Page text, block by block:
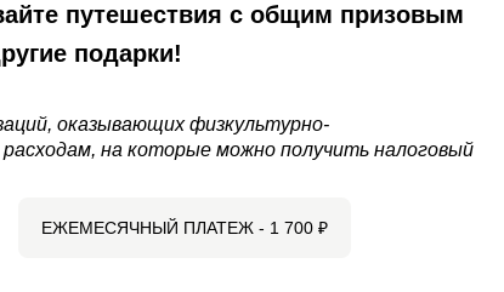
путешествия с общим призовым
подарки!
оказывающих физкультурно-
расходам, на которые можно получить налоговый
ЕЖЕМЕСЯЧНЫЙ ПЛАТЕЖ - 1 700 ₽